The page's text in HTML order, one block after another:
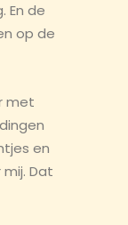
En de
op de
met
en
Dat